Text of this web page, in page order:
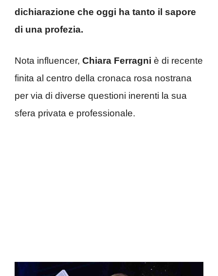
dichiarazione che oggi ha tanto il sapore
di una profezia.
Nota influencer, Chiara Ferragni è di recente
finita al centro della cronaca rosa nostrana
per via di diverse questioni inerenti la sua
sfera privata e professionale.